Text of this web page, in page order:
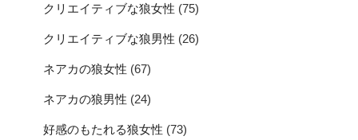
クリエイティブな狼女性 (75)
クリエイティブな狼男性 (26)
ネアカの狼女性 (67)
ネアカの狼男性 (24)
好感のもたれる狼女性 (73)